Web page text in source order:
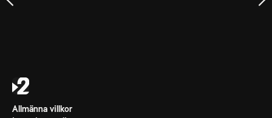
Allmänna villkor